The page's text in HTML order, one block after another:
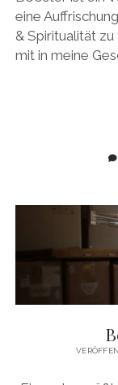
eine
& Spiritualität
mit in meine